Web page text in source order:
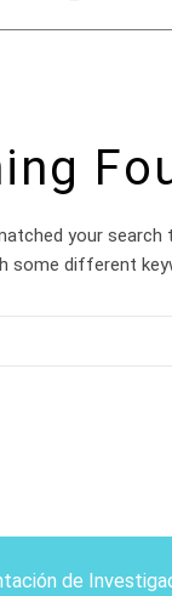
your search
some different
de